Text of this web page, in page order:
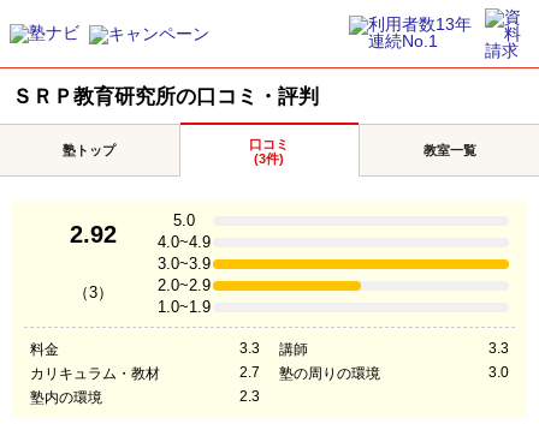
ＳＲＰ教育研究所の口コミ・評判
塾トップ
口コミ
(3件)
教室一覧
2.92
（3）
5.0
4.0~4.9
3.0~3.9
2.0~2.9
1.0~1.9
料金 3.3 講師
3.3
カリキュラム・教材
2.7 塾の周りの環境
3.0
塾内の環境
2.3